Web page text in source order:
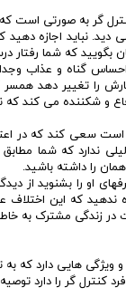
گر به صورتی است که
دید. نباید اجازه دهید
بگویید که شما رفتار
گناه و عذاب
را تغییر دهد همسر
و شکننده می کند که
سعی کند که در
ندارد که شما
را داشته باشید.
او را بشنوید از
ندهید که این
در زندگی مشترک به
ویژگی هایی دارد که
گر را دارد